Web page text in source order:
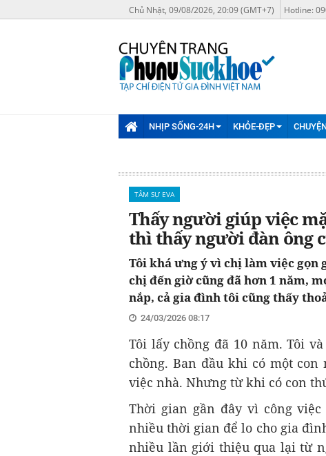
Chủ Nhật, 09/08/2026, 20:09 (GMT+7) Hotline:
NHỊP SỐNG-24H KHỎE-ĐẸP
TÂM SỰ EVA
Thấy người giúp việc
thì thấy người đàn ông
Tôi khá ưng ý vì chị làm việc gọn
chị đến giờ cũng đã hơn 1 năm,
nắp, cả gia đình tôi cũng thấy
24/03/2026 08:17
Tôi lấy chồng đã 10 năm. Tôi
chồng. Ban đầu khi có một
việc nhà. Nhưng từ khi có con
Thời gian gần đây vì công
nhiều thời gian để lo cho gia
nhiều lần giới thiệu qua lại từ